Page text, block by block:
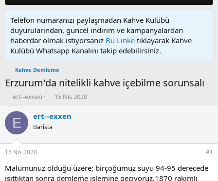
Telefon numaranızı paylaşmadan Kahve Kulübü
duyurularından, güncel indirim ve kampanyalardan
haberdar olmak istiyorsanız Bu Linke tıklayarak Kahve
Kulübü Whatsapp Kanalını takip edebilirsiniz.
Kahve Demleme
Erzurum'da nitelikli kahve içebilme sorunsalı
K
n
u
u
b
a
ş
l
ert--exxen
B
ş
ı
ç
15 Nis 2020
E ert--exxen
Barista
15 Nis 2020 #1
Malumunuz olduğu üzere; birçoğumuz suyu 94-95 derecede
ısıttıktan sonra demleme işlemine geçiyoruz.1870 rakımlı